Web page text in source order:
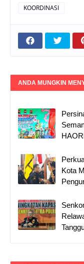
KOORDINASI
ANDA MUNGKIN
Kota